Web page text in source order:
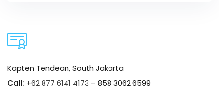
Kapten Tendean, South Jakarta
Call: +62 877 6141 4173 – 858 3062 6599